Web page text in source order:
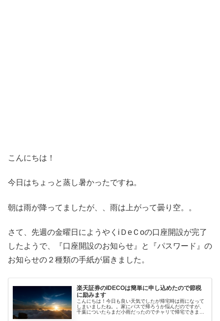
こんにちは！
今日はちょっと蒸し暑かったですね。
朝は雨が降ってましたが、、雨は上がって曇り空。。
さて、先週の金曜日にようやくiＤeＣoの口座開設が完了
したようで、『口座開設のお知らせ』と『パスワード』の
お知らせの２種類の手紙が届きました。
楽天証券のIDECOは簡単に申し込めたので節税
に励みます
こんにちは！今日も良い天気でしたが帰宅時は雨になって
しまいましたね。。家にバスで帰ろうか悩んだのですが、
千葉についたらまだ小雨だったのでチャリで帰宅できまし